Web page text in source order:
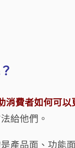
消費者如何可以
給他們。
產品面、功能